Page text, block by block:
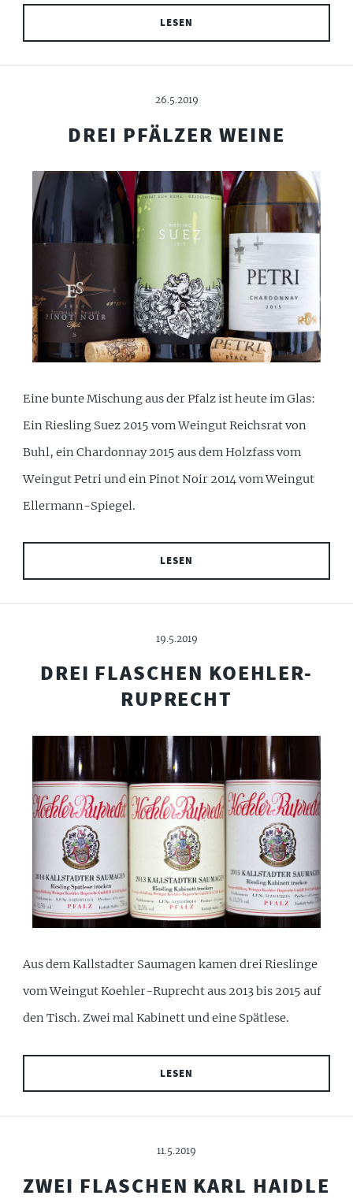
LESEN
26.5.2019
DREI PFÄLZER WEINE
Eine bunte Mischung aus der Pfalz ist heute im Glas:
Ein Riesling Suez 2015 vom Weingut Reichsrat von
Buhl, ein Chardonnay 2015 aus dem Holzfass vom
Weingut Petri und ein Pinot Noir 2014 vom Weingut
Ellermann-Spiegel.
LESEN
19.5.2019
DREI FLASCHEN KOEHLER-
RUPRECHT
Aus dem Kallstadter Saumagen kamen drei Rieslinge
vom Weingut Koehler-Ruprecht aus 2013 bis 2015 auf
den Tisch. Zwei mal Kabinett und eine Spätlese.
LESEN
11.5.2019
ZWEI FLASCHEN KARL HAIDLE